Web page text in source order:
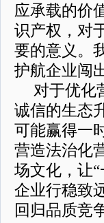
应承载的价
识产权，对
要的意义。
护航企业闯
对于优化
诚信的生态
可能赢得一
营造法治化
场文化，让
企业行稳致
回归品质竞